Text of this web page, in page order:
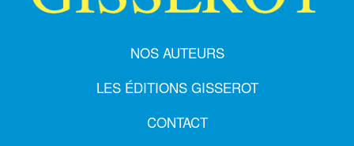
NOS AUTEURS
LES ÉDITIONS GISSEROT
CONTACT